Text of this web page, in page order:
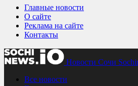
Главные новости
О сайте
Реклама на сайте
Контакты
Новости Сочи
Все новости